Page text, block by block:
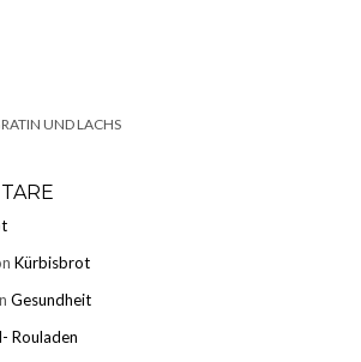
UND LACHS
Kürbisbrot
Gesundheit
Rouladen